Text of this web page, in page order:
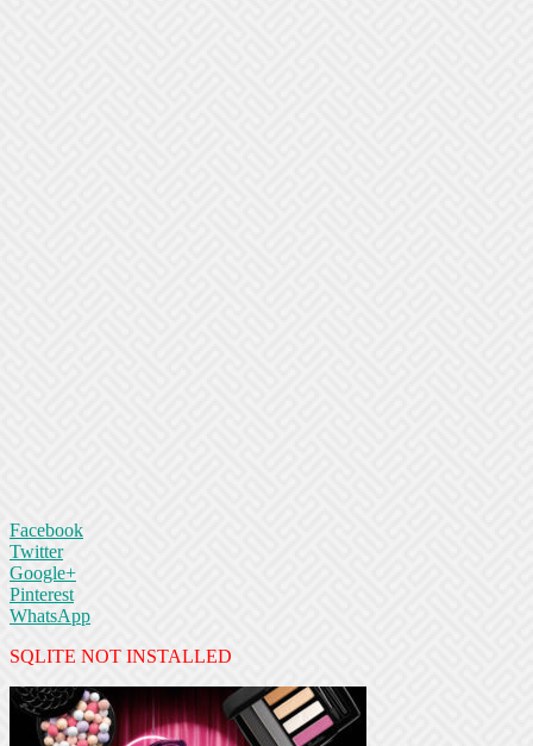
Facebook
Twitter
Google+
Pinterest
WhatsApp
SQLITE NOT INSTALLED